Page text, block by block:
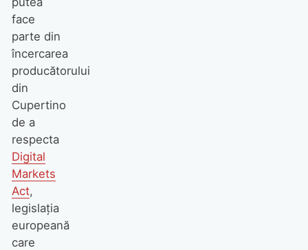
face
parte din
încercarea
producătorului
din
Cupertino
de a
respecta
Digital
Markets
Act,
legislația
europeană
care